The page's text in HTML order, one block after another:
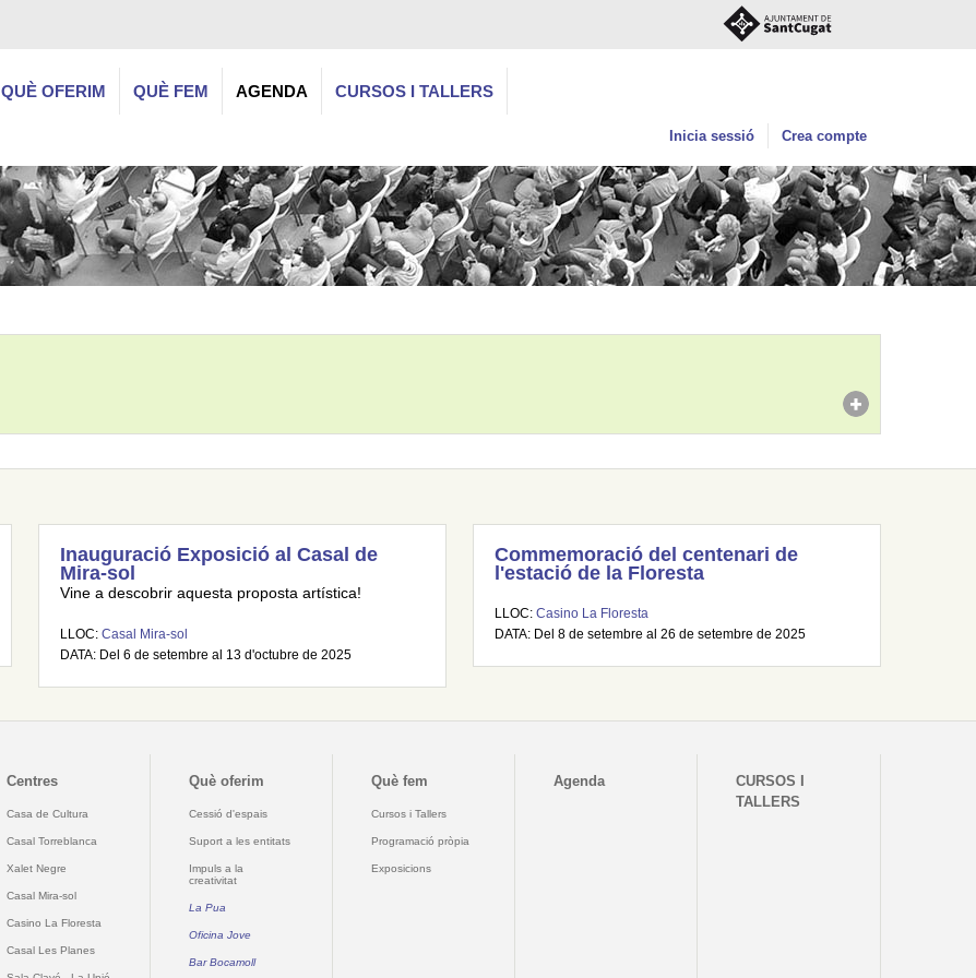
QUÈ OFERIM QUÈ FEM AGENDA CURSOS I TALLERS
Inicia sessió Crea compte
Inauguració Exposició al Casal de
Mira-sol
Vine a descobrir aquesta proposta artística!
LLOC: Casal Mira-sol
DATA: Del 6 de setembre al 13 d'octubre de 2025
Commemoració del centenari de
l'estació de la Floresta
LLOC: Casino La Floresta
DATA: Del 8 de setembre al 26 de setembre de 2025
Centres
Casa de Cultura
Casal Torreblanca
Xalet Negre
Casal Mira-sol
Casino La Floresta
Casal Les Planes
Què oferim
Cessió d'espais
Suport a les entitats
Impuls a la
creativitat
La Pua
Oficina Jove
Bar Bocamoll
Què fem
Cursos i Tallers
Programació pròpia
Exposicions
Agenda
CURSOS I
TALLERS